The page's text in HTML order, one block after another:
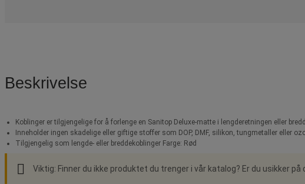
Beskrivelse
Koblinger er tilgjengelige for å forlenge en Sanitop Deluxe-matte i lengderetningen eller
Inneholder ingen skadelige eller giftige stoffer som DOP, DMF, silikon, tungmetaller eller
Tilgjengelig som lengde- eller breddekoblinger Farge: Rød
Viktig: Finner du ikke produktet du trenger i vår katalog? Er du usikker